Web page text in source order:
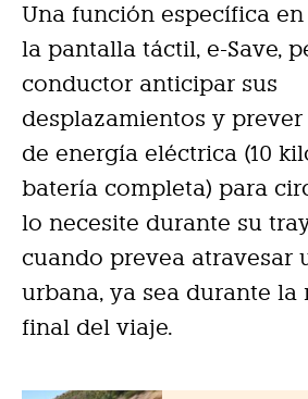
Una función específica
la pantalla táctil, e-Save,
conductor anticipar sus
desplazamientos y
de energía eléctrica (10
batería completa) para
lo necesite durante su
cuando prevea atravesar
urbana, ya sea durante la
final del viaje.